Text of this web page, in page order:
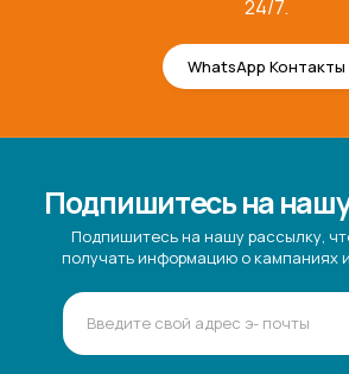
24/7.
WhatsApp Контакты
Подпишитесь на
Подпишитесь на нашу рассылку,
получать информацию о кампаниях